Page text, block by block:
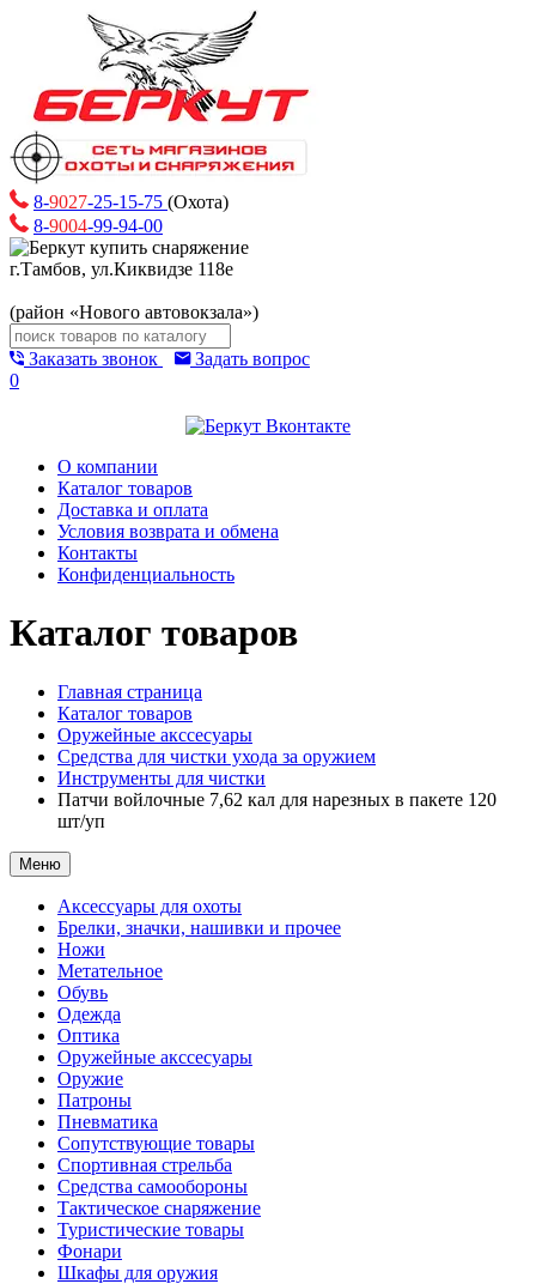
8-9027-25-15-75 (Охота)
8-9004-99-94-00
г.Тамбов, ул.Киквидзе 118е
(район «Нового автовокзала»)
Заказать звонок
Задать вопрос
0
О компании
Каталог товаров
Доставка и оплата
Условия возврата и обмена
Контакты
Конфиденциальность
Каталог товаров
Главная страница
Каталог товаров
Оружейные акссесуары
Средства для чистки ухода за оружием
Инструменты для чистки
Патчи войлочные 7,62 кал для нарезных в пакете 120
шт/уп
Меню
Аксессуары для охоты
Брелки, значки, нашивки и прочее
Ножи
Метательное
Обувь
Одежда
Оптика
Оружейные акссесуары
Оружие
Патроны
Пневматика
Сопутствующие товары
Спортивная стрельба
Средства самообороны
Тактическое снаряжение
Туристические товары
Фонари
Шкафы для оружия